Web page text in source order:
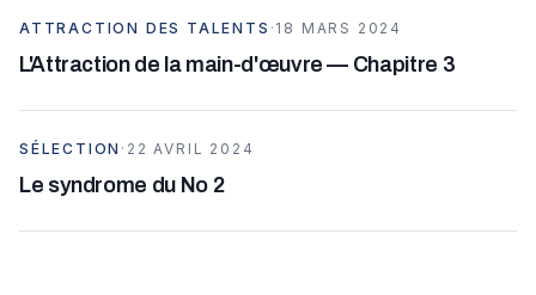
ATTRACTION DES TALENTS · 18 MARS 2024
L'Attraction de la main-d'œuvre — Chapitre 3
SÉLECTION · 22 AVRIL 2024
Le syndrome du No 2